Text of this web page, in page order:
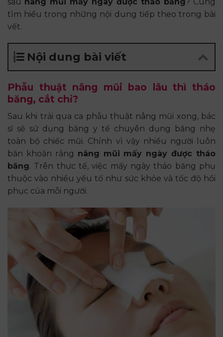
tìm hiểu trong những nội dung tiếp theo trong bài
vết.
Nội dung bài viết
Phẫu thuật nâng mũi bao lâu thì tháo
băng, cắt chỉ?
Sau khi trải qua ca phẫu thuật nâng mũi xong, bác
sĩ sẽ sử dụng băng y tế chuyên dụng băng nhẹ
toàn bộ chiếc mũi. Chính vì vậy nhiều người luôn
băn khoăn rằng nâng mũi mấy ngày được tháo
băng. Trên thực tế, việc mấy ngày tháo băng phụ
thuộc vào nhiều yếu tố như sức khỏe và tốc độ hồi
phục của mỗi người.